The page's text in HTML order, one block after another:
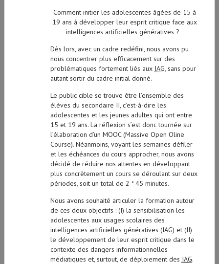
Comment initier les adolescentes âgées de 15 à
19 ans à développer leur esprit critique face aux
intelligences artificielles génératives ?
Dès lors, avec un cadre redéfini, nous avons pu
nous concentrer plus efficacement sur des
problématiques fortement liés aux IAG, sans pour
autant sortir du cadre initial donné.
Le public cible se trouve être l’ensemble des
élèves du secondaire II, c’est-à-dire les
adolescentes et les jeunes adultes qui ont entre
15 et 19 ans. La réflexion s’est donc tournée sur
l’élaboration d’un MOOC (Massive Open Oline
Course). Néanmoins, voyant les semaines défiler
et les échéances du cours approcher, nous avons
décidé de réduire nos attentes en développant
plus concrètement un cours se déroulant sur deux
périodes, soit un total de 2 * 45 minutes.
Nous avons souhaité articuler la formation autour
de ces deux objectifs : (I) la sensibilisation les
adolescentes aux usages scolaires des
intelligences artificielles génératives (IAG) et (II)
le développement de leur esprit critique dans le
contexte des dangers informationnelles
médiatiques et, surtout, de déploiement des IAG.